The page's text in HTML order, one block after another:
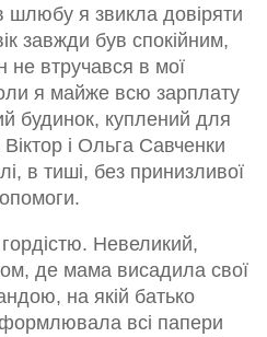
шлюбу я звикла довіряти
завжди був спокійним,
не втручався в мої
я майже всю зарплату
будинок, куплений для
і Ольга Савченки
в тиші, без принизливої
Невеликий,
де мама висадила свої
на якій батько
всі папери